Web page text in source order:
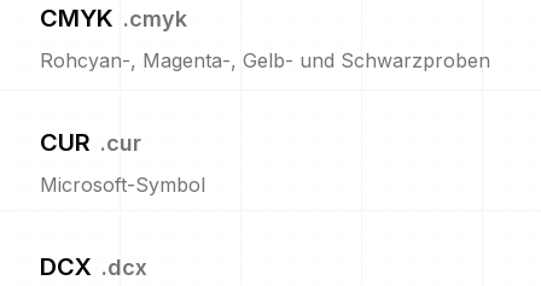
CMYK .cmyk
Rohcyan-, Magenta-, Gelb- und Schwarzproben
CUR .cur
Microsoft-Symbol
DCX .dcx